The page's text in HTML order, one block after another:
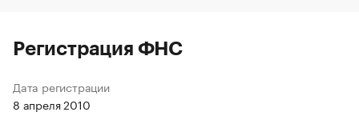
Регистрация ФНС
Дата регистрации
8 апреля 2010